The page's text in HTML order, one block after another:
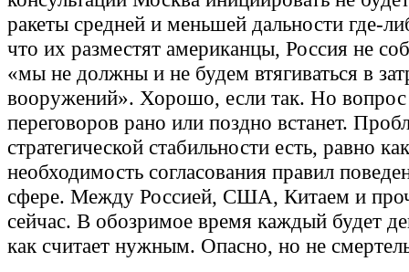
ракеты средней и меньшей дальности где-
что их разместят американцы, Россия не
«мы не должны и не будем втягиваться в
вооружений». Хорошо, если так. Но
переговоров рано или поздно встанет.
стратегической стабильности есть, равно
необходимость согласования правил
сфере. Между Россией, США, Китаем и
сейчас. В обозримое время каждый будет
как считает нужным. Опасно, но не